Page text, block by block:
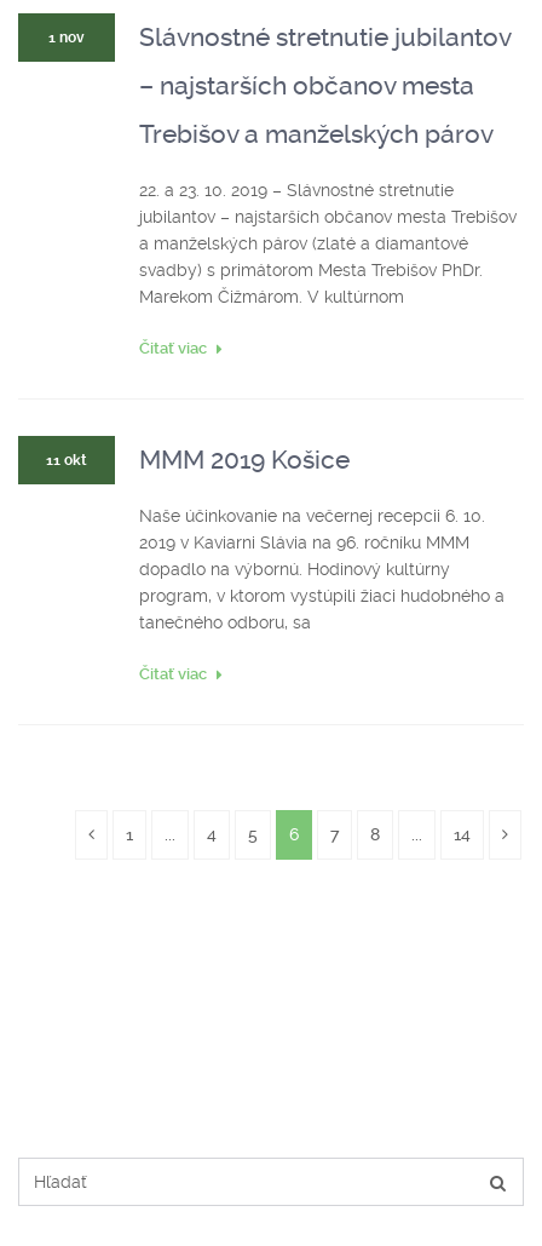
1 nov
Slávnostné stretnutie jubilantov
– najstarších občanov mesta
Trebišov a manželských párov
22. a 23. 10. 2019 – Slávnostné stretnutie
jubilantov – najstarších občanov mesta Trebišov
a manželských párov (zlaté a diamantové
svadby) s primátorom Mesta Trebišov PhDr.
Marekom Čižmárom. V kultúrnom
Čitať viac
11 okt MMM 2019 Košice
Naše účinkovanie na večernej recepcii 6. 10.
2019 v Kaviarni Slávia na 96. ročníku MMM
dopadlo na výbornú. Hodinový kultúrny
program, v ktorom vystúpili žiaci hudobného a
tanečného odboru, sa
Čitať viac
1 ... 4 5 6 7 8 ... 14